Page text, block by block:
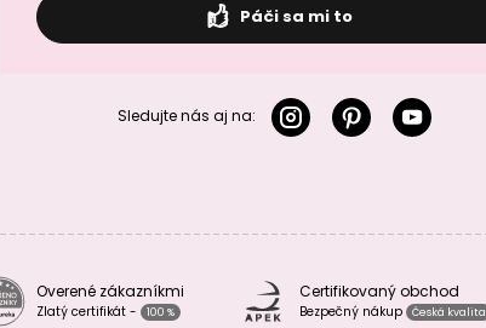
Páči sa mi to
Sledujte nás aj na:
Overené zákazníkmi
Zlatý certifikát - 100 %
Certifikovaný obchod
Bezpečný nákup Česká kvalita